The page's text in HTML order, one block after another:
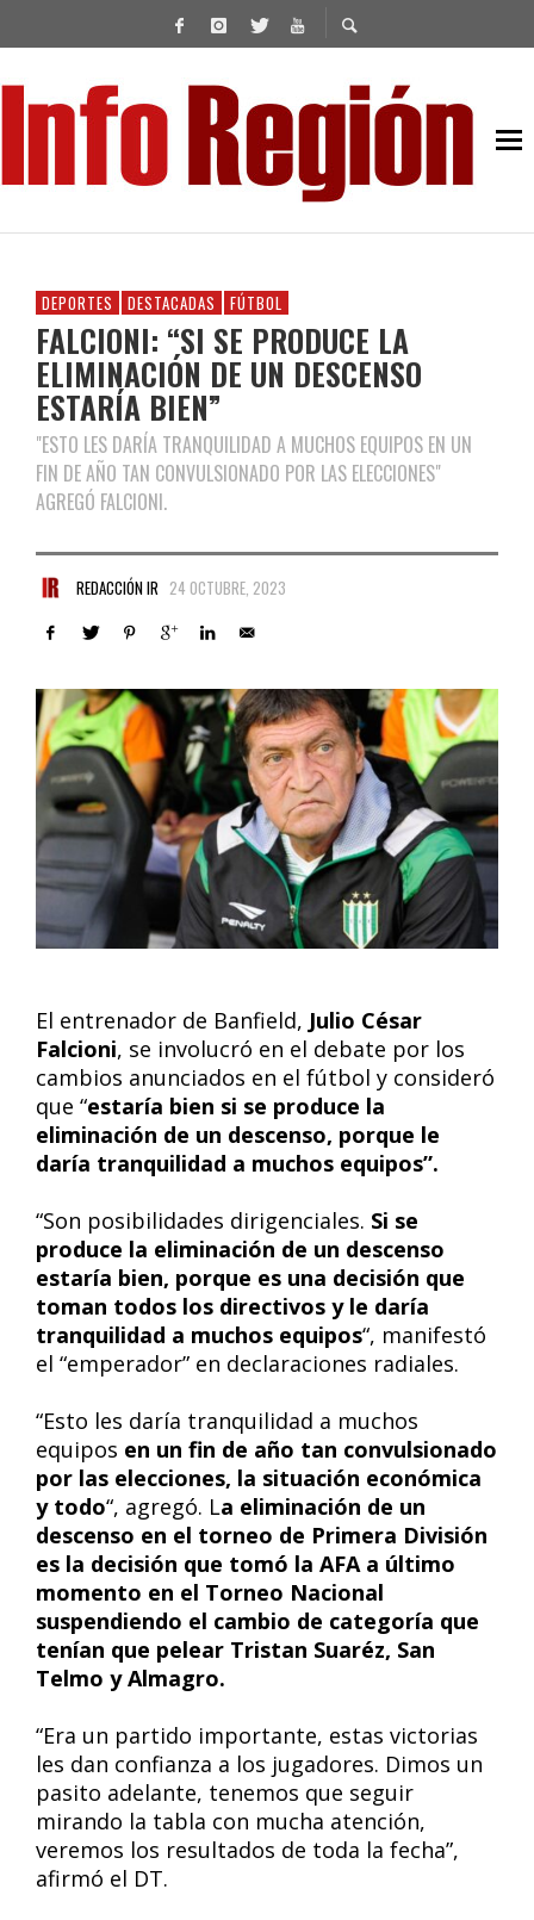
DEPORTES DESTACADAS FÚTBOL
FALCIONI: “SI SE PRODUCE LA
ELIMINACIÓN DE UN DESCENSO
ESTARÍA BIEN”
"ESTO LES DARÍA TRANQUILIDAD A MUCHOS EQUIPOS EN UN
FIN DE AÑO TAN CONVULSIONADO POR LAS ELECCIONES"
AGREGÓ FALCIONI.
REDACCIÓN IR 24 OCTUBRE, 2023
El entrenador de Banfield, Julio César
Falcioni, se involucró en el debate por los
cambios anunciados en el fútbol y consideró
que “estaría bien si se produce la
eliminación de un descenso, porque le
daría tranquilidad a muchos equipos”.
“Son posibilidades dirigenciales. Si se
produce la eliminación de un descenso
estaría bien, porque es una decisión que
toman todos los directivos y le daría
tranquilidad a muchos equipos“, manifestó
el “emperador” en declaraciones radiales.
“Esto les daría tranquilidad a muchos
equipos en un fin de año tan convulsionado
por las elecciones, la situación económica
y todo“, agregó. La eliminación de un
descenso en el torneo de Primera División
es la decisión que tomó la AFA a último
momento en el Torneo Nacional
suspendiendo el cambio de categoría que
tenían que pelear Tristan Suaréz, San
Telmo y Almagro.
“Era un partido importante, estas victorias
les dan confianza a los jugadores. Dimos un
pasito adelante, tenemos que seguir
mirando la tabla con mucha atención,
veremos los resultados de toda la fecha”,
afirmó el DT.